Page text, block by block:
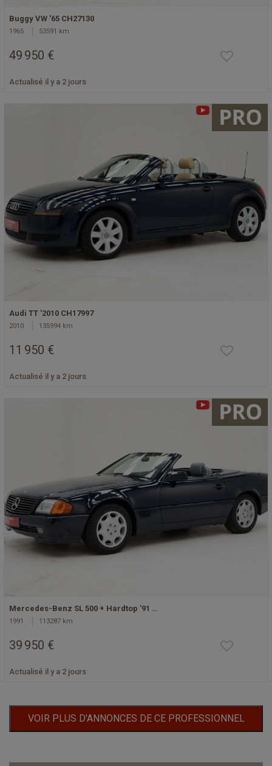
Buggy VW '65 CH27130
1965 53591 km
49 950 €
Actualisé il y a 2 jours
Audi TT '2010 CH17997
2010 135994 km
11 950 €
Actualisé il y a 2 jours
Mercedes-Benz SL 500 + Hardtop '91 …
1991 113287 km
39 950 €
Actualisé il y a 2 jours
VOIR PLUS D'ANNONCES DE CE PROFESSIONNEL